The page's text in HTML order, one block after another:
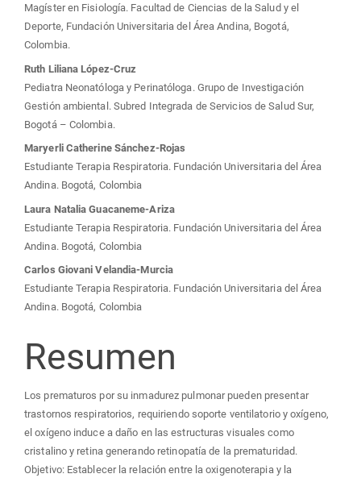
Magíster en Fisiología. Facultad de Ciencias de la Salud y el
Deporte, Fundación Universitaria del Área Andina, Bogotá,
Colombia.
Ruth Liliana López-Cruz
Pediatra Neonatóloga y Perinatóloga. Grupo de Investigación
Gestión ambiental. Subred Integrada de Servicios de Salud Sur,
Bogotá – Colombia.
Maryerli Catherine Sánchez-Rojas
Estudiante Terapia Respiratoria. Fundación Universitaria del Área
Andina. Bogotá, Colombia
Laura Natalia Guacaneme-Ariza
Estudiante Terapia Respiratoria. Fundación Universitaria del Área
Andina. Bogotá, Colombia
Carlos Giovani Velandia-Murcia
Estudiante Terapia Respiratoria. Fundación Universitaria del Área
Andina. Bogotá, Colombia
Resumen
Los prematuros por su inmadurez pulmonar pueden presentar
trastornos respiratorios, requiriendo soporte ventilatorio y oxígeno,
el oxígeno induce a daño en las estructuras visuales como
cristalino y retina generando retinopatía de la prematuridad.
Objetivo: Establecer la relación entre la oxigenoterapia y la